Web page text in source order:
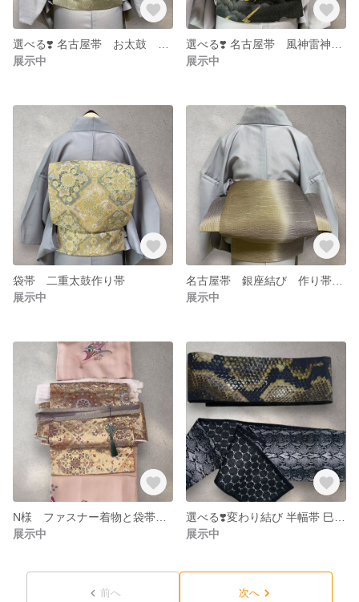
展示中
展示中
袋帯 二重太鼓作り帯
展示中
展示中
展示中
展示中
前へ 次へ